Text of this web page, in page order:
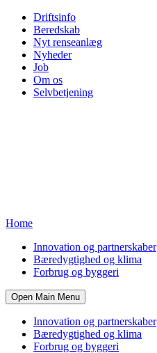
Driftsinfo
Beredskab
Nyt renseanlæg
Nyheder
Job
Om os
Selvbetjening
Home
Innovation og partnerskaber
Bæredygtighed og klima
Forbrug og byggeri
Open Main Menu
Innovation og partnerskaber
Bæredygtighed og klima
Forbrug og byggeri